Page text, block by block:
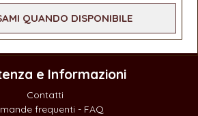
QUANDO DISPONIBILE
e Informazioni
Contatti
frequenti - FAQ